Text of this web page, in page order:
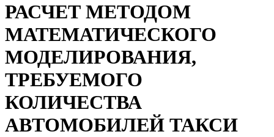
РАСЧЕТ МЕТОДОМ
МАТЕМАТИЧЕСКОГО
МОДЕЛИРОВАНИЯ,
ТРЕБУЕМОГО
КОЛИЧЕСТВА
АВТОМОБИЛЕЙ ТАКСИ